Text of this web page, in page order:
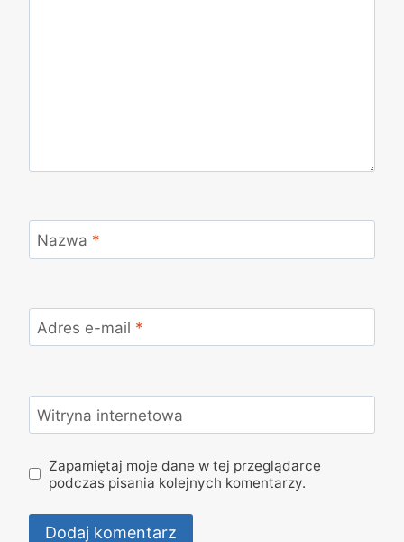
Nazwa *
Adres e-mail *
Witryna internetowa
Zapamiętaj moje dane w tej przeglądarce
podczas pisania kolejnych komentarzy.